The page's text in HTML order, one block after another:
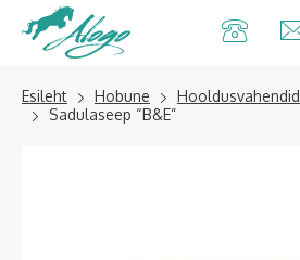
Alogo Hobu ja
ratsavarustus
Esileht Hobune Hooldusvahendid
Sadulaseep “B&E”